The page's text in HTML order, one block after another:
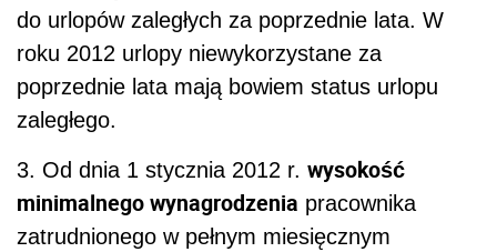
do urlopów zaległych za poprzednie lata. W
roku 2012 urlopy niewykorzystane za
poprzednie lata mają bowiem status urlopu
zaległego.
3. Od dnia 1 stycznia 2012 r. wysokość
minimalnego wynagrodzenia pracownika
zatrudnionego w pełnym miesięcznym